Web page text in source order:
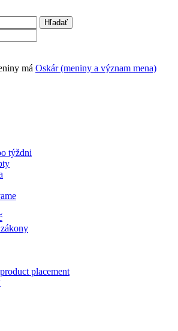
má Oskár (meniny a význam mena)
týždni
placement